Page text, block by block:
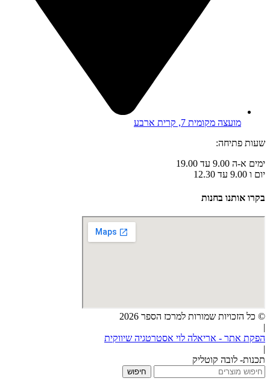
מועצה מקומית 7, קרית ארבע
שעות פתיחה:
ימים א-ה 9.00 עד 19.00
יום ו 9.00 עד 12.30
בקרו אותנו בחנות
© כל הזכויות שמורות למרכז הספר 2026
|
הפקת אתר - אריאלה לוי אסטרטגיה שיווקית
|
תכנות- לובה קוטליק
חיפוש